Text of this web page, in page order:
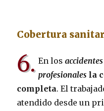
Cobertura
6. En los
profesionalesla
completa. El
atendido desde un